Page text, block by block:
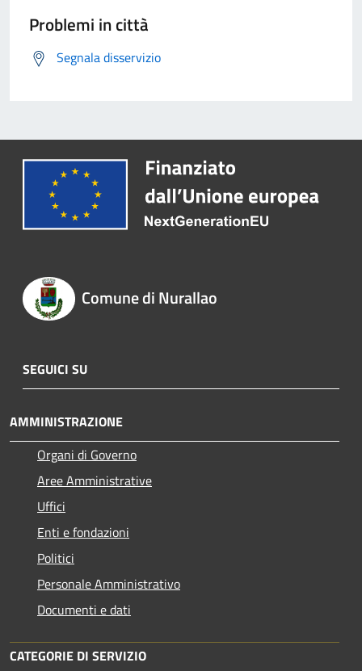
Problemi in città
Segnala disservizio
Comune di Nurallao
SEGUICI SU
AMMINISTRAZIONE
Organi di Governo
Aree Amministrative
Uffici
Enti e fondazioni
Politici
Personale Amministrativo
Documenti e dati
CATEGORIE DI SERVIZIO